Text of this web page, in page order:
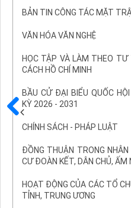
BẢN TIN CÔNG TÁC MẶT
VĂN HÓA VĂN NGHỆ
HỌC TẬP VÀ LÀM THEO
CÁCH HỒ CHÍ MINH
BẦU CỬ ĐẠI BIỂU QUỐC
KỲ 2026 - 2031
CHÍNH SÁCH - PHÁP LUẬT
ĐỒNG THUẬN TRONG
CƯ ĐOÀN KẾT, DÂN CHỦ, ẤM
HOẠT ĐỘNG CỦA CÁC TỔ
TỈNH, TRUNG ƯƠNG
Trước